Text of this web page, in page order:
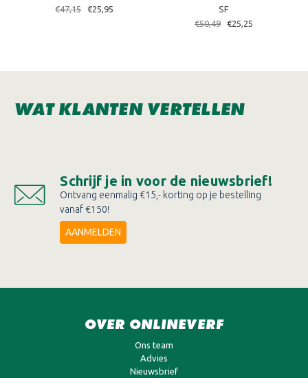
€47,15
€25,95
SF
€50,49
€25,25
WAT KLANTEN VERTELLEN
Schrijf je in voor de nieuwsbrief!
Ontvang eenmalig €15,- korting op je bestelling
vanaf €150!
AANMELDEN
OVER ONLINEVERF
Ons team
Advies
Nieuwsbrief